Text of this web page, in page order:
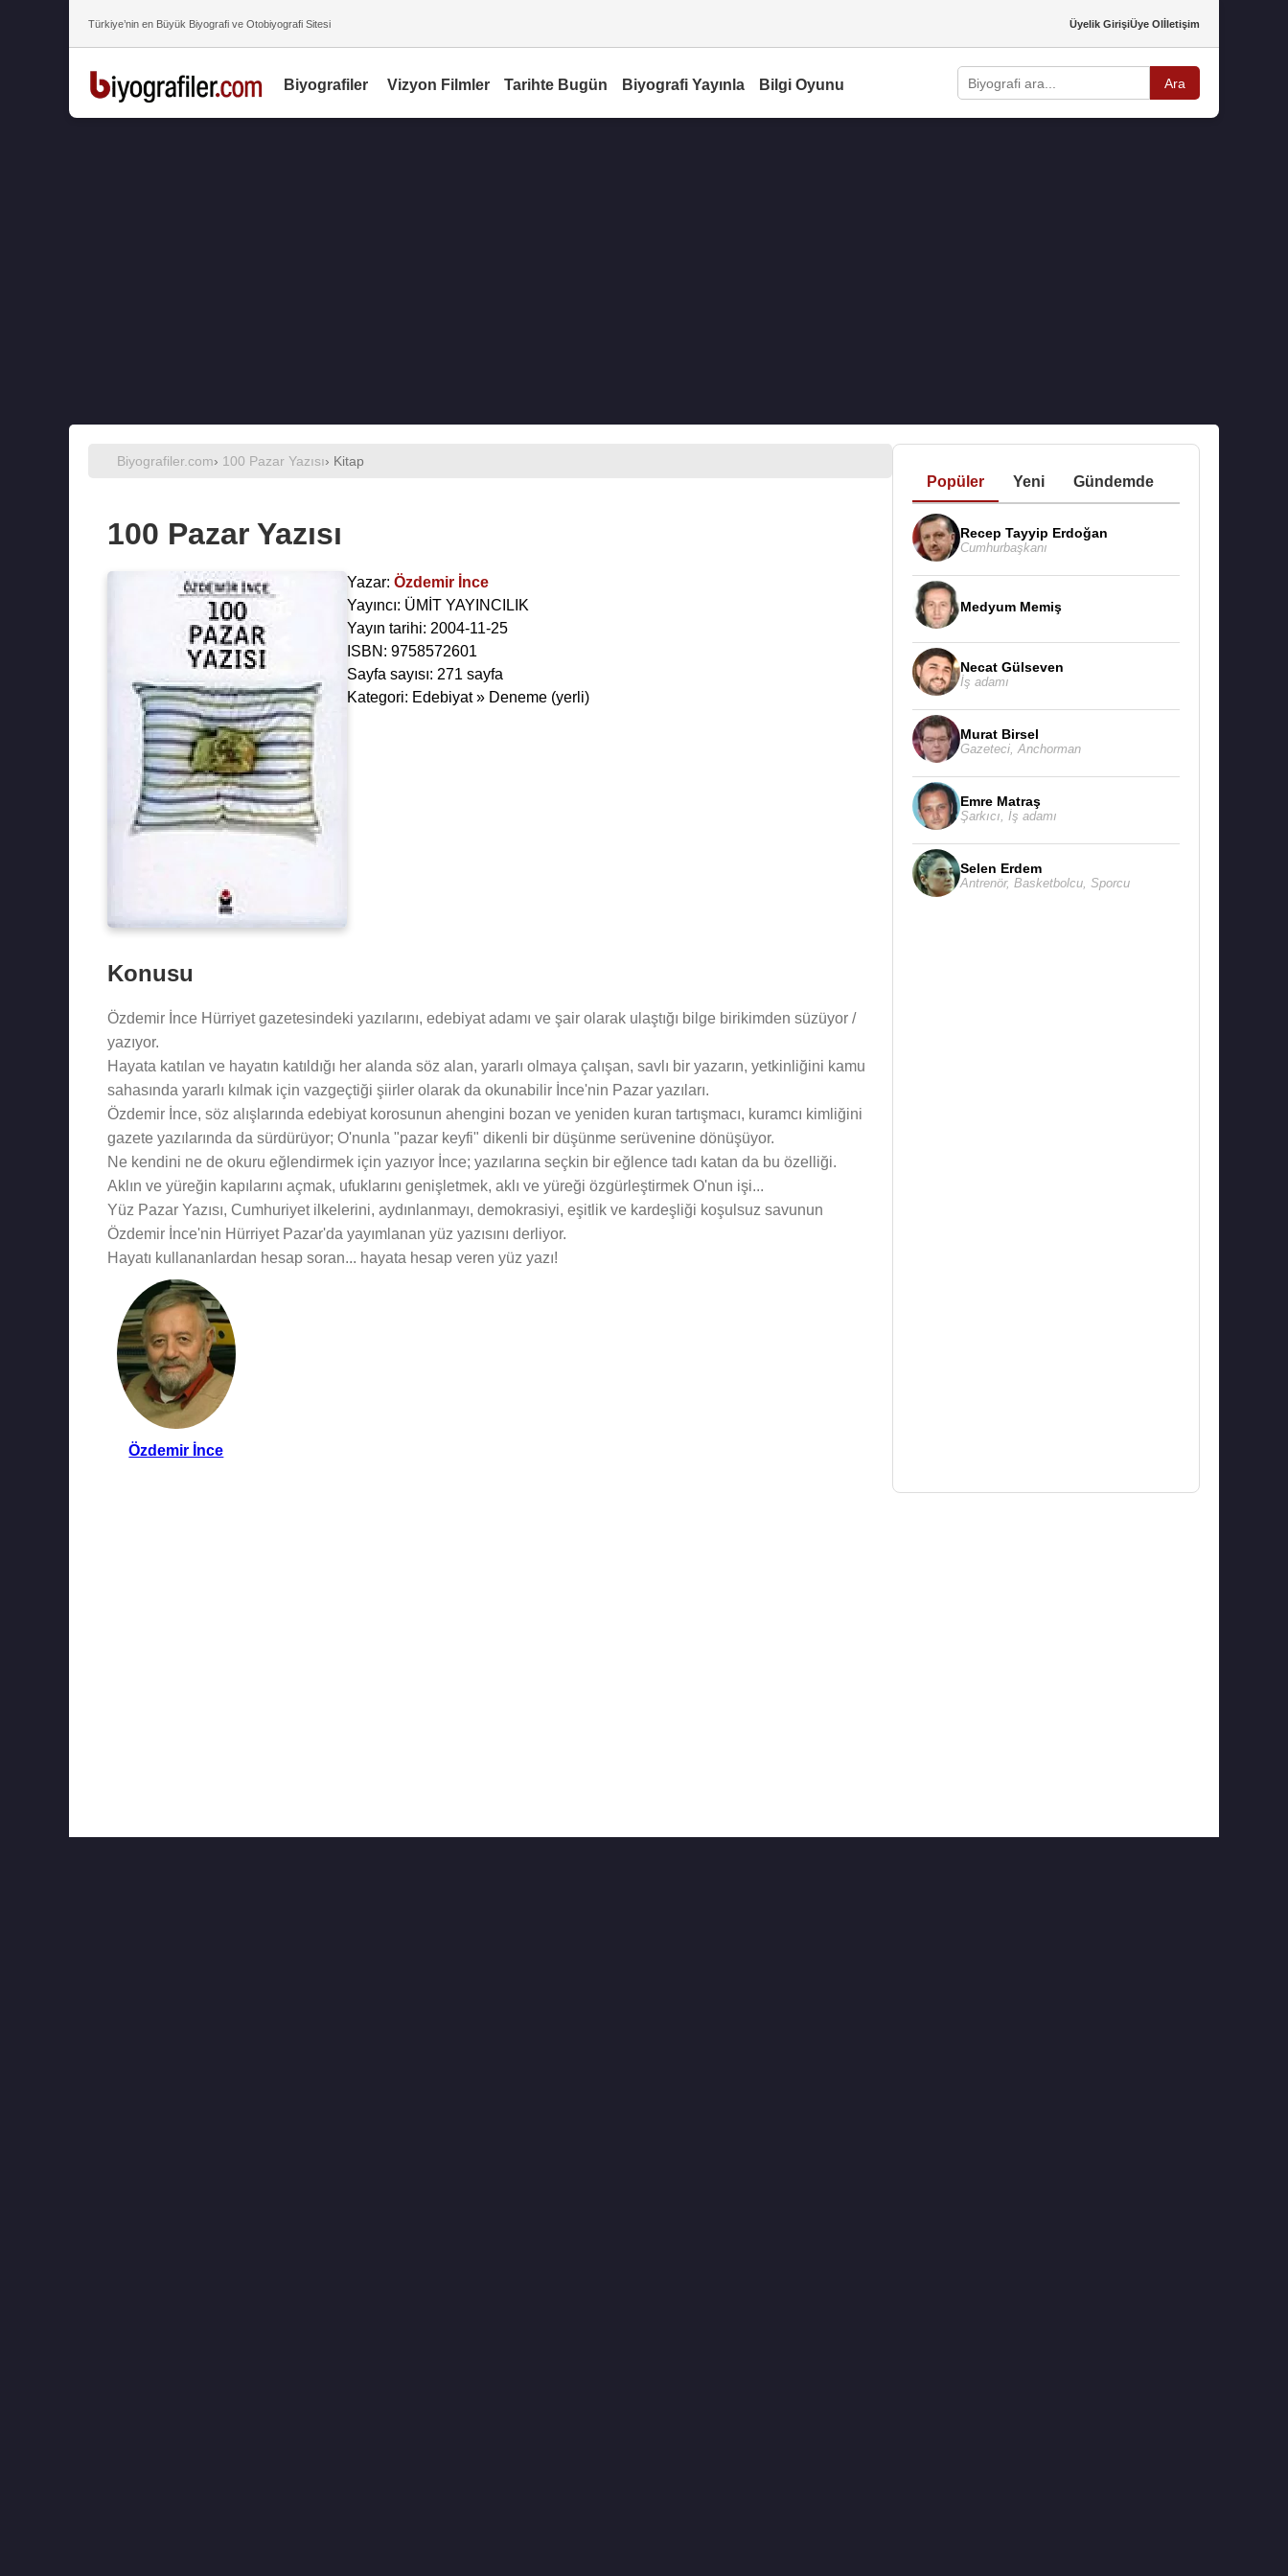
Türkiye’nin en Büyük Biyografi ve Otobiyografi Sitesi Üyelik GirişiÜye Olİletişim
Biyografiler Vizyon Filmler Tarihte Bugün Biyografi Yayınla Bilgi Oyunu Ara
Biyografiler.com› 100 Pazar Yazısı› Kitap
100 Pazar Yazısı
Yazar: Özdemir İnce
Yayıncı: ÜMİT YAYINCILIK
Yayın tarihi: 2004-11-25
ISBN: 9758572601
Sayfa sayısı: 271 sayfa
Kategori: Edebiyat » Deneme (yerli)
Konusu
Özdemir İnce Hürriyet gazetesindeki yazılarını, edebiyat adamı ve şair olarak ulaştığı bilge birikimden süzüyor /
yazıyor.
Hayata katılan ve hayatın katıldığı her alanda söz alan, yararlı olmaya çalışan, savlı bir yazarın, yetkinliğini kamu
sahasında yararlı kılmak için vazgeçtiği şiirler olarak da okunabilir İnce'nin Pazar yazıları.
Özdemir İnce, söz alışlarında edebiyat korosunun ahengini bozan ve yeniden kuran tartışmacı, kuramcı kimliğini
gazete yazılarında da sürdürüyor; O'nunla "pazar keyfi" dikenli bir düşünme serüvenine dönüşüyor.
Ne kendini ne de okuru eğlendirmek için yazıyor İnce; yazılarına seçkin bir eğlence tadı katan da bu özelliği.
Aklın ve yüreğin kapılarını açmak, ufuklarını genişletmek, aklı ve yüreği özgürleştirmek O'nun işi...
Yüz Pazar Yazısı, Cumhuriyet ilkelerini, aydınlanmayı, demokrasiyi, eşitlik ve kardeşliği koşulsuz savunun
Özdemir İnce'nin Hürriyet Pazar'da yayımlanan yüz yazısını derliyor.
Hayatı kullananlardan hesap soran... hayata hesap veren yüz yazı!
Özdemir İnce
Popüler Yeni Gündemde
Recep Tayyip Erdoğan
Cumhurbaşkanı
Medyum Memiş
Necat Gülseven
İş adamı
Murat Birsel
Gazeteci, Anchorman
Emre Matraş
Şarkıcı İş adamı
Selen Erdem
Antrenör, Basketbolcu, Sporcu